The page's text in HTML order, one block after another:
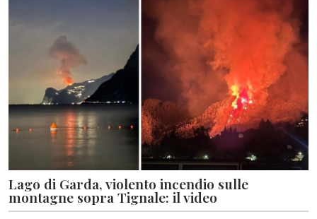
Lago di Garda, violento incendio sulle
montagne sopra Tignale: il video